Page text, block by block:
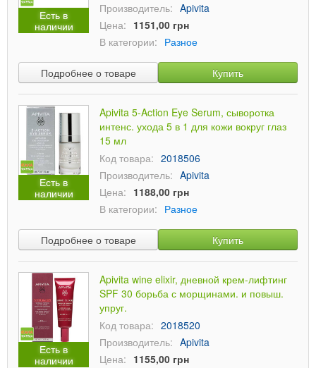
Есть в
наличии
Производитель: Apivita
Цена: 1151,00 грн
В категории: Разное
Подробнее о товаре Купить
Есть в
наличии
Apivita 5-Action Eye Serum, сыворотка
интенс. ухода 5 в 1 для кожи вокруг глаз
15 мл
Код товара: 2018506
Производитель: Apivita
Цена: 1188,00 грн
В категории: Разное
Подробнее о товаре Купить
Есть в
наличии
Apivita wine elixir, дневной крем-лифтинг
SPF 30 борьба с морщинами. и повыш.
упруг.
Код товара: 2018520
Производитель: Apivita
Цена: 1155,00 грн